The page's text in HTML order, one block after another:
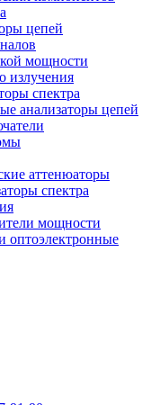
цепей
мощности
излучения
спектра
анализаторы цепей
аттенюаторы
спектра
мощности
оптоэлектронные